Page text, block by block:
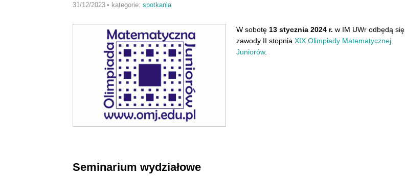
31/12/2023 • kategorie: spotkania
W sobotę 13 stycznia 2024 r. w IM UWr odbędą się
zawody II stopnia XIX Olimpiady Matematycznej
Juniorów.
Seminarium wydziałowe